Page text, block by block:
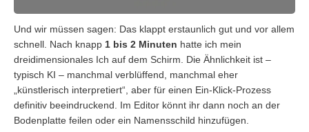
Und wir müssen sagen: Das klappt erstaunlich gut und vor allem
schnell. Nach knapp 1 bis 2 Minuten hatte ich mein
dreidimensionales Ich auf dem Schirm. Die Ähnlichkeit ist –
typisch KI – manchmal verblüffend, manchmal eher
„künstlerisch interpretiert“, aber für einen Ein-Klick-Prozess
definitiv beeindruckend. Im Editor könnt ihr dann noch an der
Bodenplatte feilen oder ein Namensschild hinzufügen.